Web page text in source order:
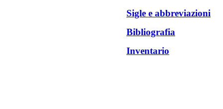
Sigle e abbreviazioni
Bibliografia
Inventario